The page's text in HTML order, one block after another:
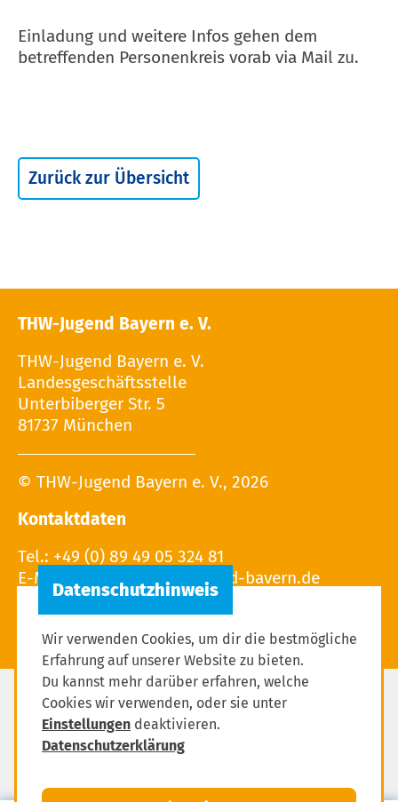
Einladung und weitere Infos gehen dem
betreffenden Personenkreis vorab via Mail zu.
Zurück zur Übersicht
THW-Jugend Bayern e. V.
THW-Jugend Bayern e. V.
Landesgeschäftsstelle
Unterbiberger Str. 5
81737 München
© THW-Jugend Bayern e. V., 2026
Kontaktdaten
Tel.: +49 (0) 89 49 05 324 81
E-Mail:
Impressum
Datenschutzerklärung
Wir verwenden Cookies, um dir die bestmögliche
Erfahrung auf unserer Website zu bieten.
Du kannst mehr darüber erfahren, welche
Cookies wir verwenden, oder sie unter
Einstellungen deaktivieren.
Datenschutzerklärung